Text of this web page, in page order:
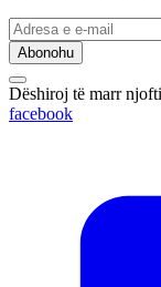
Abonohu
Dëshiroj të marr
facebook